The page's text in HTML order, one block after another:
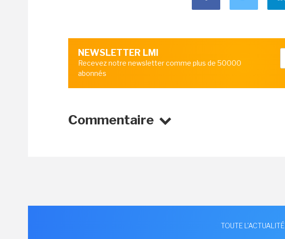
NEWSLETTER LMI
Recevez notre newsletter comme plus de 50000
abonnés
Commentaire
TOUTE L'ACTUALITÉ